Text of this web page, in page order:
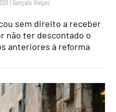
Gonçalo Viegas
sem direito a receber
não ter descontado o
anteriores à reforma